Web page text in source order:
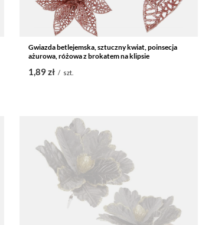
Gwiazda betlejemska, sztuczny kwiat, poinsecja
ażurowa, różowa z brokatem na klipsie
1,89 zł / szt.